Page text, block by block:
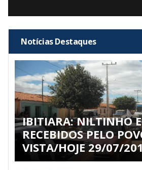
Notícias Destaques
IBITIARA: NILTINHO
RECEBIDOS PELO
VISTA/HOJE 29/07/